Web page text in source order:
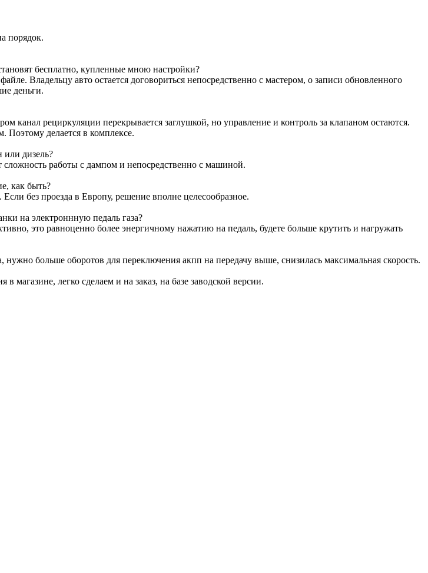
порядок.
бесплатно, купленные мною настройки?
Владельцу авто остается договориться непосредственно с мастером, о записи обновленного
деньги.
канал рециркуляции перекрывается заглушкой, но управление и контроль за клапаном остаются.
Поэтому делается в комплексе.
или дизель?
работы с дампом и непосредственно с машиной.
как быть?
без проезда в Европу, решение вполне целесообразное.
на электроннную педаль газа?
это равноценно более энергичному нажатию на педаль, будете больше крутить и нагружать
нужно больше оборотов для переключения акпп на передачу выше, снизилась максимальная скорость.
магазине, легко сделаем и на заказ, на базе заводской версии.